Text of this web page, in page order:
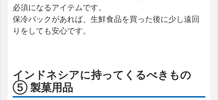
必須になるアイテムです。
保冷バックがあれば、生鮮食品を買った後に少し遠回
りをしても安心です。
インドネシアに持ってくるべきもの
⑤ 製菓用品